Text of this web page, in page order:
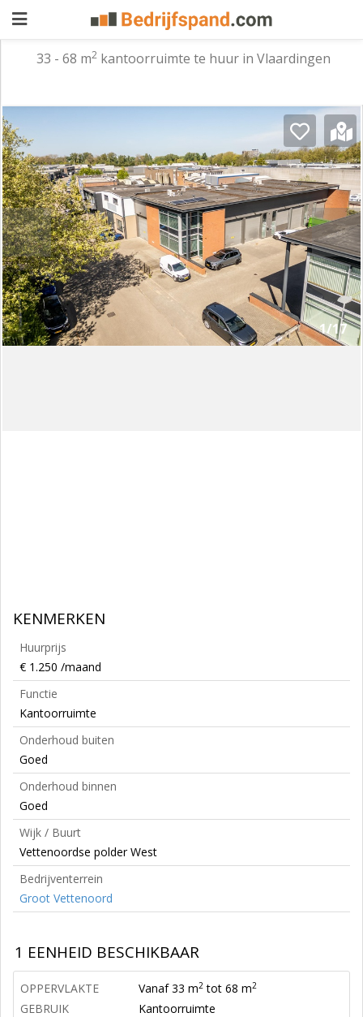
zoeken
Waarom
adverteren
Premium
adverteren
Blog
Registreren
Login
33 - 68 m2kantoorruimte te huur in Vlaardingen
1/17
KENMERKEN
Huurprijs
€ 1.250 /maand
Functie
Kantoorruimte
Onderhoud buiten
Goed
Onderhoud binnen
Goed
Wijk / Buurt
Vettenoordse polder West
Bedrijventerrein
Groot Vettenoord
1 EENHEID BESCHIKBAAR
OPPERVLAKTE Vanaf 33 m2 tot 68 m2
GEBRUIK Kantoorruimte